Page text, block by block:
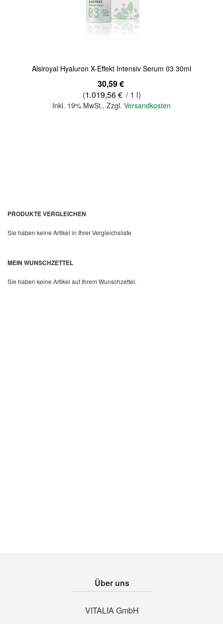
Alsiroyal Hyaluron X-Effekt Intensiv Serum 03 30ml
30,59 €
(1.019,56 € / 1 l)
Inkl. 19% MwSt., Zzgl. Versandkosten
PRODUKTE VERGLEICHEN
Sie haben keine Artikel in Ihrer Vergleichsliste
MEIN WUNSCHZETTEL
Sie haben keine Artikel auf Ihrem Wunschzettel.
Über uns
VITALIA GmbH